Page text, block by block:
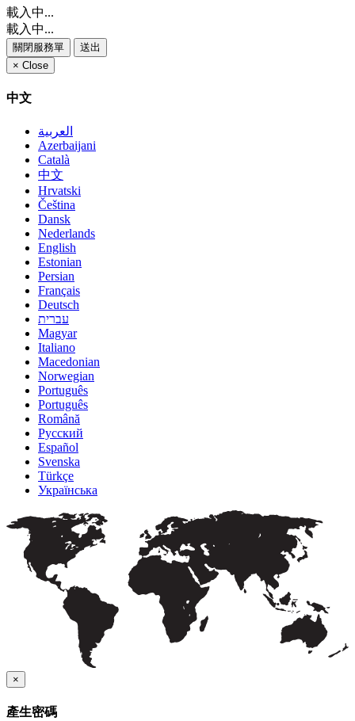
載入中...
載入中...
關閉服務單
送出
× Close
中文
العربية
Azerbaijani
Català
中文
Hrvatski
Čeština
Dansk
Nederlands
English
Estonian
Persian
Français
Deutsch
עברית
Magyar
Italiano
Macedonian
Norwegian
Português
Português
Română
Русский
Español
Svenska
Türkçe
Українська
×
產生密碼